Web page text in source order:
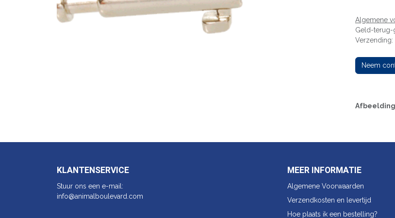
Algemene
Geld-terug-
Neem
KLANTENSERVICE
Stuur ons een e-mail:
info@animalbo​ulevard.com
MEER INFORMATIE
Algemene Voorwaarden
Verzendkosten en levertijd
Hoe plaats ik een bestelling?